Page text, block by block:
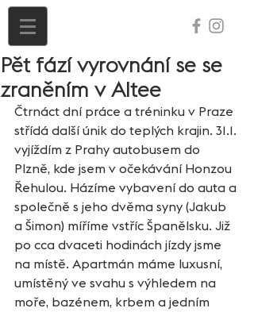
Pět fází vyrovnání se se
zraněním v Altee
Čtrnáct dní práce a tréninku v Praze
střídá další únik do teplých krajin. 31.1.
vyjíždím z Prahy autobusem do
Plzně, kde jsem v očekávání Honzou
Řehulou. Házíme vybavení do auta a
společně s jeho dvěma syny (Jakub
a Šimon) míříme vstříc Španělsku. Již
po cca dvaceti hodinách jízdy jsme
na místě. Apartmán máme luxusní,
umístěný ve svahu s výhledem na
moře, bazénem, krbem a jedním